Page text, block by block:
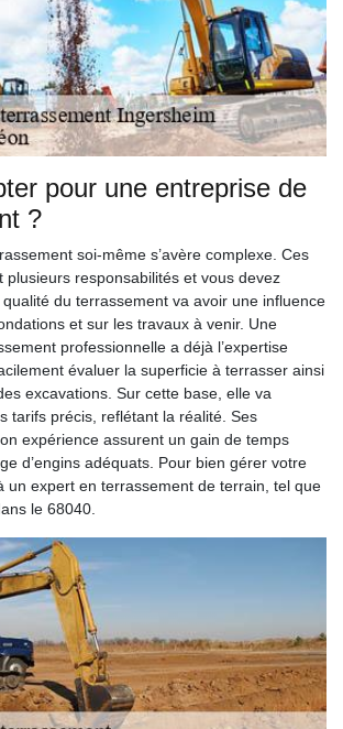
pour une entreprise de
?
soi-même s’avère complexe. Ces
plusieurs responsabilités et vous devez
du terrassement va avoir une influence
et sur les travaux à venir. Une
professionnelle a déjà l’expertise
évaluer la superficie à terrasser ainsi
excavations. Sur cette base, elle va
tarifs précis, reflétant la réalité. Ses
expérience assurent un gain de temps
d’engins adéquats. Pour bien gérer votre
un expert en terrassement de terrain, tel que
le 68040.